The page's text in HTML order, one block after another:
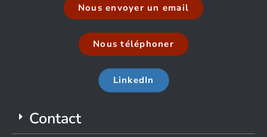
Nous envoyer un email
Nous téléphoner
LinkedIn
Contact